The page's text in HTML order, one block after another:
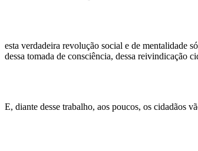
esta verdadeira revolução social e de mentalidade
dessa tomada de consciência, dessa reivindicação
E, diante desse trabalho, aos poucos, os cidadãos